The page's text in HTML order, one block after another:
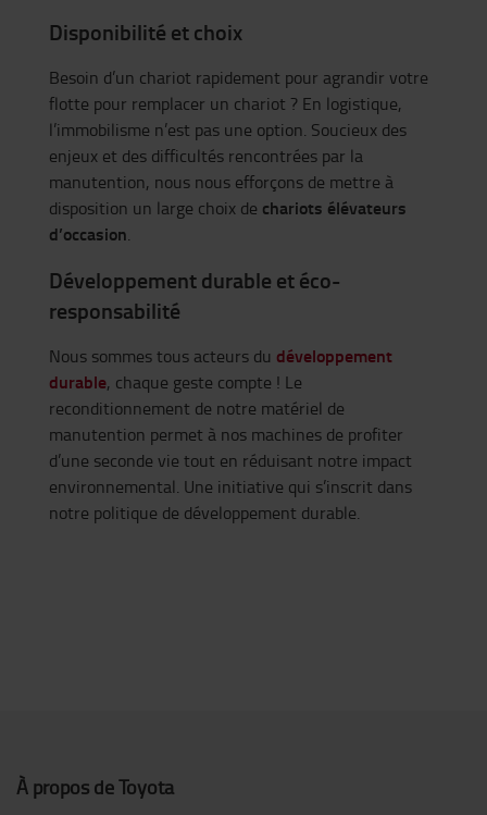
Disponibilité et choix
Besoin d’un chariot rapidement pour agrandir votre
flotte pour remplacer un chariot ? En logistique,
l’immobilisme n’est pas une option. Soucieux des
enjeux et des difficultés rencontrées par la
manutention, nous nous efforçons de mettre à
disposition un large choix de chariots élévateurs
d’occasion.
Développement durable et éco-
responsabilité
Nous sommes tous acteurs du développement
durable, chaque geste compte ! Le
reconditionnement de notre matériel de
manutention permet à nos machines de profiter
d’une seconde vie tout en réduisant notre impact
environnemental. Une initiative qui s’inscrit dans
notre politique de développement durable.
À propos de Toyota